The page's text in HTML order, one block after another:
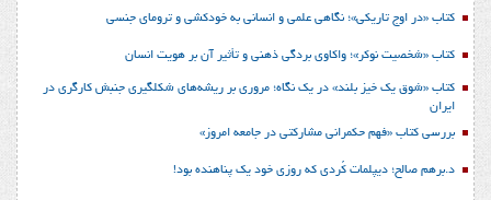
کتاب «در اوج تاریکی»؛ نگاهی علمی و انسانی به خودکشی و ترومای جنسی
کتاب «شخصیت نوکر»؛ واکاوی بردگی ذهنی و تأثیر آن بر هویت انسان
کتاب «شوق یک خیز بلند» در یک نگاه؛ مروری بر ریشه‌های شکل‎گیری جنبش کارگری در
ایران
بررسی کتاب «فهم حکمرانی مشارکتی در جامعه امروز»
د.برهم صالح؛ دیپلمات کُردی که روزی خود یک پناهنده بود!